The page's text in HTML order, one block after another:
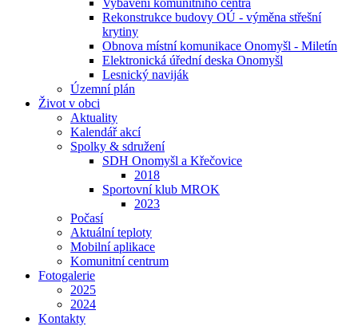
Vybavení komunitního centra
Rekonstrukce budovy OÚ - výměna střešní
krytiny
Obnova místní komunikace Onomyšl - Miletín
Elektronická úřední deska Onomyšl
Lesnický naviják
Územní plán
Život v obci
Aktuality
Kalendář akcí
Spolky & sdružení
SDH Onomyšl a Křečovice
2018
Sportovní klub MROK
2023
Počasí
Aktuální teploty
Mobilní aplikace
Komunitní centrum
Fotogalerie
2025
2024
Kontakty